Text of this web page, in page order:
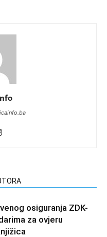
osiguranja ZDK-
za ovjeru